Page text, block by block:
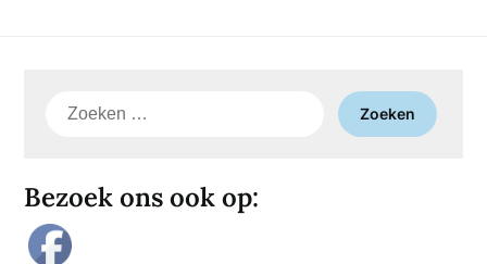
Zoeken
Bezoek ons ook op: